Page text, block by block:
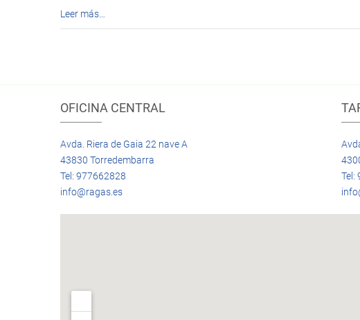
Leer más…
OFICINA CENTRAL
Avda. Riera de Gaia 22 nave A
43830 Torredembarra
Tel: 977662828
info@ragas.es
Tel: